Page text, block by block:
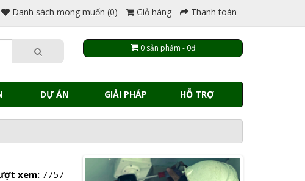
Danh sách mong muốn (0) Giỏ hàng Thanh toán
0 sản phẩm - 0đ
DỰ ÁN GIẢI PHÁP HỖ TRỢ
xem: 7757